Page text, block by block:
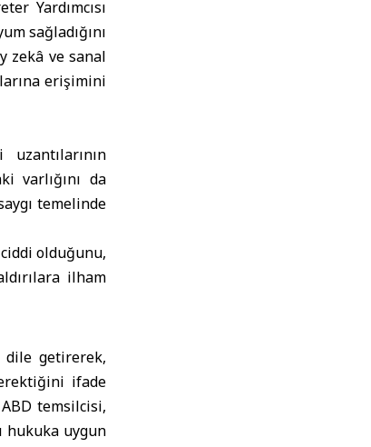
Yardımcısı
sağladığını
zekâ ve sanal
erişimini
varlığını da
temelinde
olduğunu,
ilham
dile getirerek,
ifade
temsilcisi,
hukuka uygun